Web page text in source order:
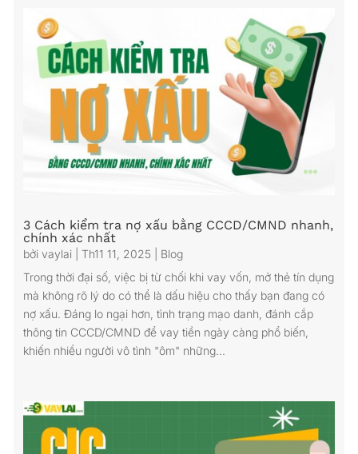
3 Cách kiểm tra nợ xấu bằng CCCD/CMND nhanh,
chính xác nhất
bởi vaylai Th11 11, 2025
Blog
Trong thời đại số, việc bị từ chối khi vay vốn, mở thẻ tín dụng
mà không rõ lý do có thể là dấu hiệu cho thấy bạn đang có
nợ xấu. Đáng lo ngại hơn, tình trạng mạo danh, đánh cắp
thông tin CCCD/CMND để vay tiền ngày càng phổ biến,
khiến nhiều người vô tình "ôm" những...